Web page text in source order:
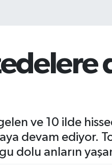
ve 10 ilde
devam ediyor.
dolu anların